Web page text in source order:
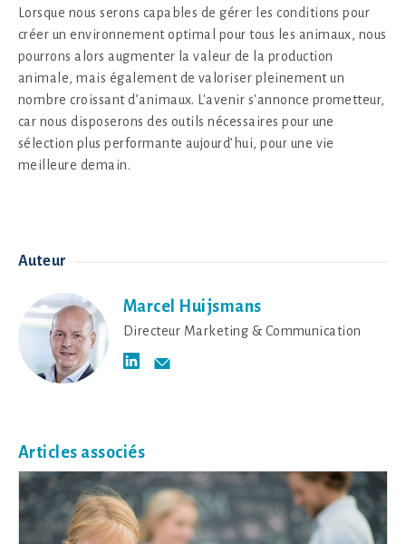
Lorsque nous serons capables de gérer les conditions pour
créer un environnement optimal pour tous les animaux, nous
pourrons alors augmenter la valeur de la production
animale, mais également de valoriser pleinement un
nombre croissant d’animaux. L'avenir s'annonce prometteur,
car nous disposerons des outils nécessaires pour une
sélection plus performante aujourd’hui, pour une vie
meilleure demain.
Auteur
Marcel Huijsmans
Directeur Marketing & Communication
Articles associés